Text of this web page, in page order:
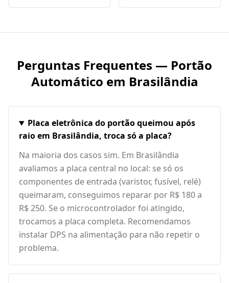
Perguntas Frequentes — Portão
Automático em Brasilândia
Placa eletrônica do portão queimou após
raio em Brasilândia, troca só a placa?
Na maioria dos casos sim. Em Brasilândia
avaliamos a placa central no local: se só os
componentes de entrada (varistor, fusível, relé)
queimaram, conseguimos reparar por R$ 180 a
R$ 250. Se o microcontrolador foi atingido,
trocamos a placa completa. Recomendamos
instalar DPS na alimentação para não repetir o
problema.